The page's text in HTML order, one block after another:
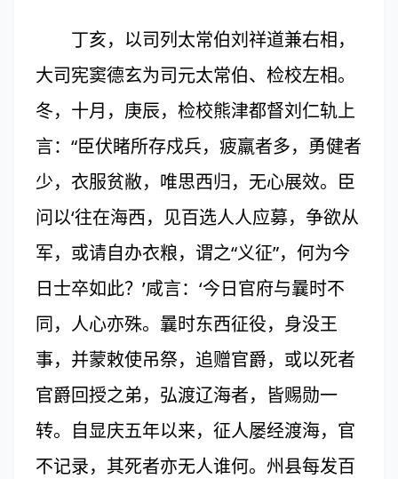
丁亥，以司列太常伯刘祥道兼右相，
大司宪窦德玄为司元太常伯、检校左相。
冬，十月，庚辰，检校熊津都督刘仁轨上
言：“臣伏睹所存戍兵，疲羸者多，勇健者
少，衣服贫敝，唯思西归，无心展效。臣
问以‘往在海西，见百选人人应募，争欲从
军，或请自办衣粮，谓之“义征”，何为今
日士卒如此？’咸言：‘今日官府与曩时不
同，人心亦殊。曩时东西征役，身没王
事，并蒙敕使吊祭，追赠官爵，或以死者
官爵回授之弟，弘渡辽海者，皆赐勋一
转。自显庆五年以来，征人屡经渡海，官
不记录，其死者亦无人谁何。州县每发百